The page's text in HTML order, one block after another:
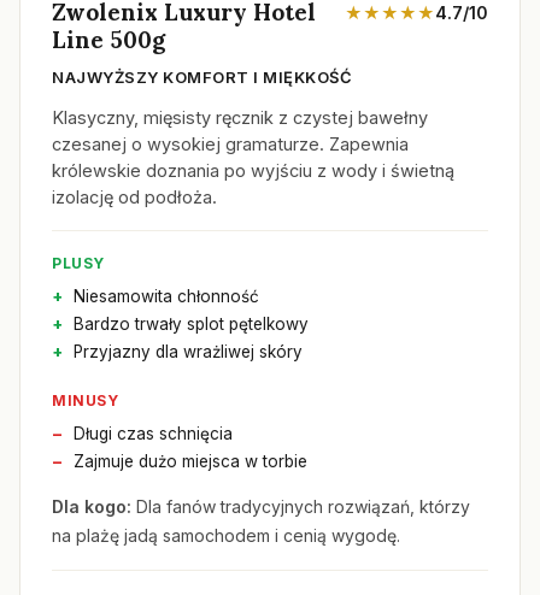
Zwolenix Luxury Hotel
Line 500g
★★★★★4.7/10
NAJWYŻSZY KOMFORT I MIĘKKOŚĆ
Klasyczny, mięsisty ręcznik z czystej bawełny
czesanej o wysokiej gramaturze. Zapewnia
królewskie doznania po wyjściu z wody i świetną
izolację od podłoża.
PLUSY
Niesamowita chłonność
Bardzo trwały splot pętelkowy
Przyjazny dla wrażliwej skóry
MINUSY
Długi czas schnięcia
Zajmuje dużo miejsca w torbie
Dla kogo: Dla fanów tradycyjnych rozwiązań, którzy
na plażę jadą samochodem i cenią wygodę.